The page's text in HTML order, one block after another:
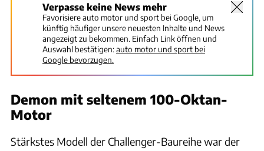
Verpasse keine News mehr
Favorisiere auto motor und sport bei Google, um
künftig häufiger unsere neuesten Inhalte und News
angezeigt zu bekommen. Einfach Link öffnen und
Auswahl bestätigen:auto motor und sport bei
Google bevorzugen.
Demon mit seltenem 100-Oktan-
Motor
Stärkstes Modell der Challenger-Baureihe war der